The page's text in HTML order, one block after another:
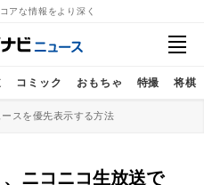
アな情報をより深く
コミック おもちゃ 特撮 将棋
スを優先表示する方法
ニコニコ生放送で